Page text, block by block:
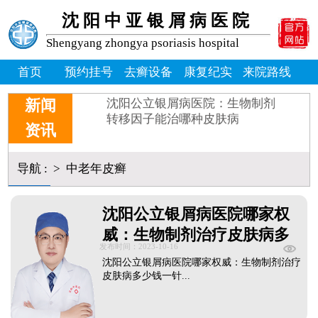
沈阳中亚银屑病医院
Shengyang zhongya psoriasis hospital
首页 预约挂号 去癣设备 康复纪实 来院路线
新闻
资讯
牛皮癣掉皮屑掉得多怎么办_
牛皮皮癣偏方-花椒和醋能治
沈阳银屑病炎症能吃什么消炎
皮癣图片初期症状图片
癣是为什么
沈阳公立银屑病医院：生物制剂
转移因子能治哪种皮肤病
导航: > 中老年皮癣
沈阳公立银屑病医院哪家权
威：生物制剂治疗皮肤病多
少钱一针
发布时间：2023-10-16
沈阳公立银屑病医院哪家权威：生物制剂治疗
皮肤病多少钱一针...